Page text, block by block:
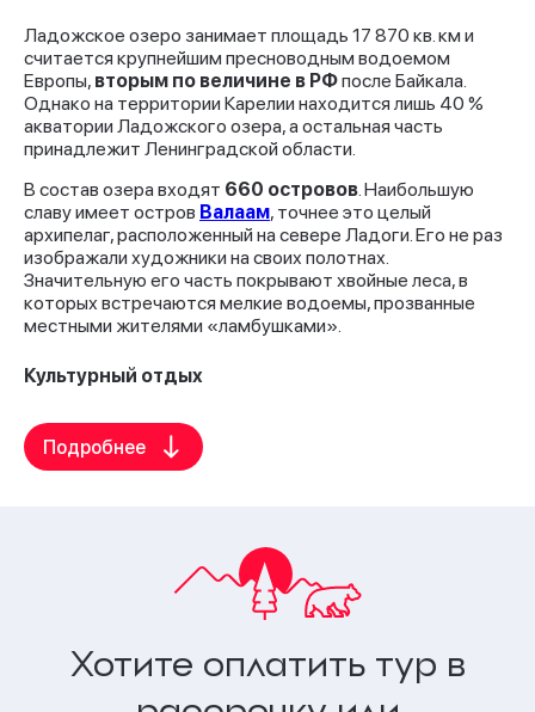
Ладожское озеро занимает площадь 17 870 кв. км и
считается крупнейшим пресноводным водоемом
Европы, вторым по величине в РФпосле Байкала.
Однако на территории Карелии находится лишь 40 %
акватории Ладожского озера, а остальная часть
принадлежит Ленинградской области.
В состав озера входят 660 островов . Наибольшую
славу имеет остров Валаам, точнее это целый
архипелаг, расположенный на севере Ладоги. Его не раз
изображали художники на своих полотнах.
Значительную его часть покрывают хвойные леса, в
которых встречаются мелкие водоемы, прозванные
местными жителями «ламбушками».
Культурный отдых
На остров Валаам едут паломники изо всех уголков
России. Здесь находится действующий
Свято-Преображенский мужской монастырь.
Если Вы планируете посетить
известные музеи
Карелия, то Ладожское озеро увидите
обязательно. К примеру, на его берегу в Сортавале
открыт интерактивный парк «Бастионъ», на территории
Хотите оплатить тур в